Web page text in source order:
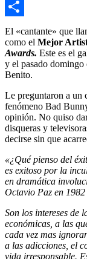
Copy
Link
Compartir
El «cantante» que
como el Mejor
Awards. Este es el
y el pasado domingo
Benito.
Le preguntaron a un
fenómeno Bad
opinión. No quiso
disqueras y
decirse sin que
«¿Qué pienso del
es exitoso por la
en dramática
Octavio Paz en
Son los intereses de
económicas, a las
cada vez mas
a las adicciones, el
vida irresponsable.